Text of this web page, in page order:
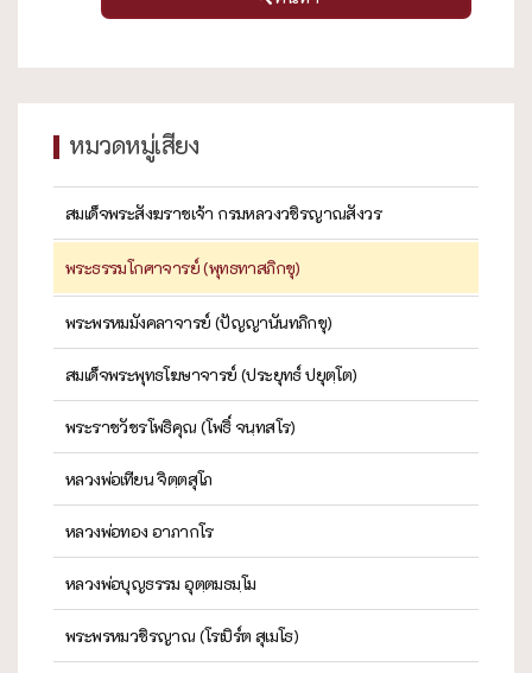
หมวดหมู่เสียง
สมเด็จพระสังฆราชเจ้า กรมหลวงวชิรญาณสังวร
พระธรรมโกศาจารย์ (พุทธทาสภิกขุ)
พระพรหมมังคลาจารย์ (ปัญญานันทภิกขุ)
สมเด็จพระพุทธโฆษาจารย์ (ประยุทธ์ ปยุตฺโต)
พระราชวัชรโพธิคุณ (โพธิ์ จนฺทสโร)
หลวงพ่อเทียน จิตฺตสุโภ
หลวงพ่อทอง อาภากโร
หลวงพ่อบุญธรรม อุตฺตมธมฺโม
พระพรหมวชิรญาณ (โรเบิร์ต สุเมโธ)